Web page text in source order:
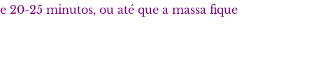
20-25 minutos, ou até que a massa fique